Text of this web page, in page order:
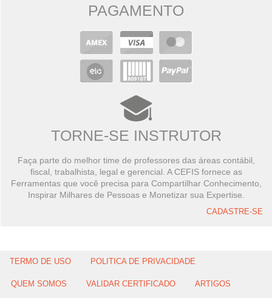
PAGAMENTO
TORNE-SE INSTRUTOR
Faça parte do melhor time de professores das áreas contábil,
fiscal, trabalhista, legal e gerencial. A CEFIS fornece as
Ferramentas que você precisa para Compartilhar Conhecimento,
Inspirar Milhares de Pessoas e Monetizar sua Expertise.
CADASTRE-SE
TERMO DE USO POLITICA DE PRIVACIDADE
QUEM SOMOS VALIDAR CERTIFICADO ARTIGOS